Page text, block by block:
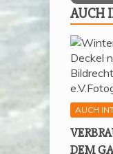
AUCH
AUCH
DEM